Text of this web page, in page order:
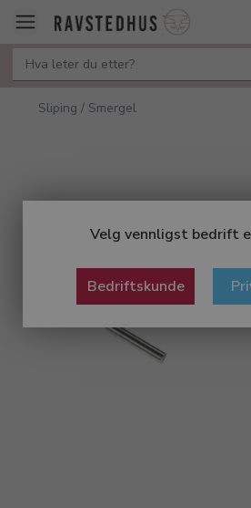
Velg vennligst bedrift
Bedriftskunde
Sliping / Smergel